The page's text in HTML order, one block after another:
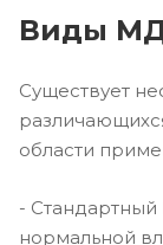
Виды
Существует
области
- Стандартный
нормальной